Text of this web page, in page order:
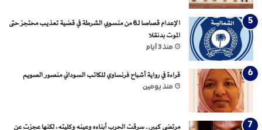
الإعدام قصاصا لـ6 من منسوبي الشرطة في قضية تعذيب محتجز حتى
الموت بدنقلا
منذ 3 أيام
قراءة في رواية أشباح فرنساوي للكاتب السوداني منصور الصويم
منذ يومين
مرتضى كبير.. سرقت الحرب أبناءه وعينه وكليته، لكنها عجزت عن